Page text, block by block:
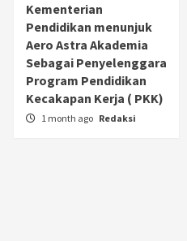
Kementerian
Pendidikan menunjuk
Aero Astra Akademia
Sebagai Penyelenggara
Program Pendidikan
Kecakapan Kerja ( PKK)
1 month ago Redaksi